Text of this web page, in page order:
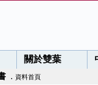
關於雙葉
. 資料首頁